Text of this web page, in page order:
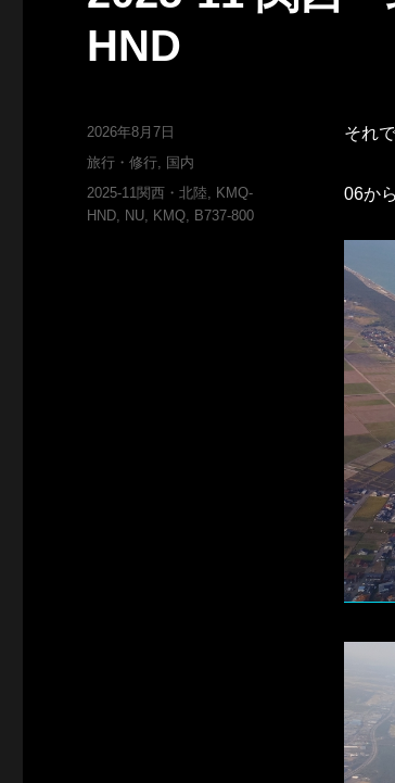
HND
それ
06か
投
稿
2026年8月7日
カ
テ
ゴ
旅行・修行, 国内
タ
グ
2025-11関西・北陸, KMQ-
HND, NU, KMQ, B737-800